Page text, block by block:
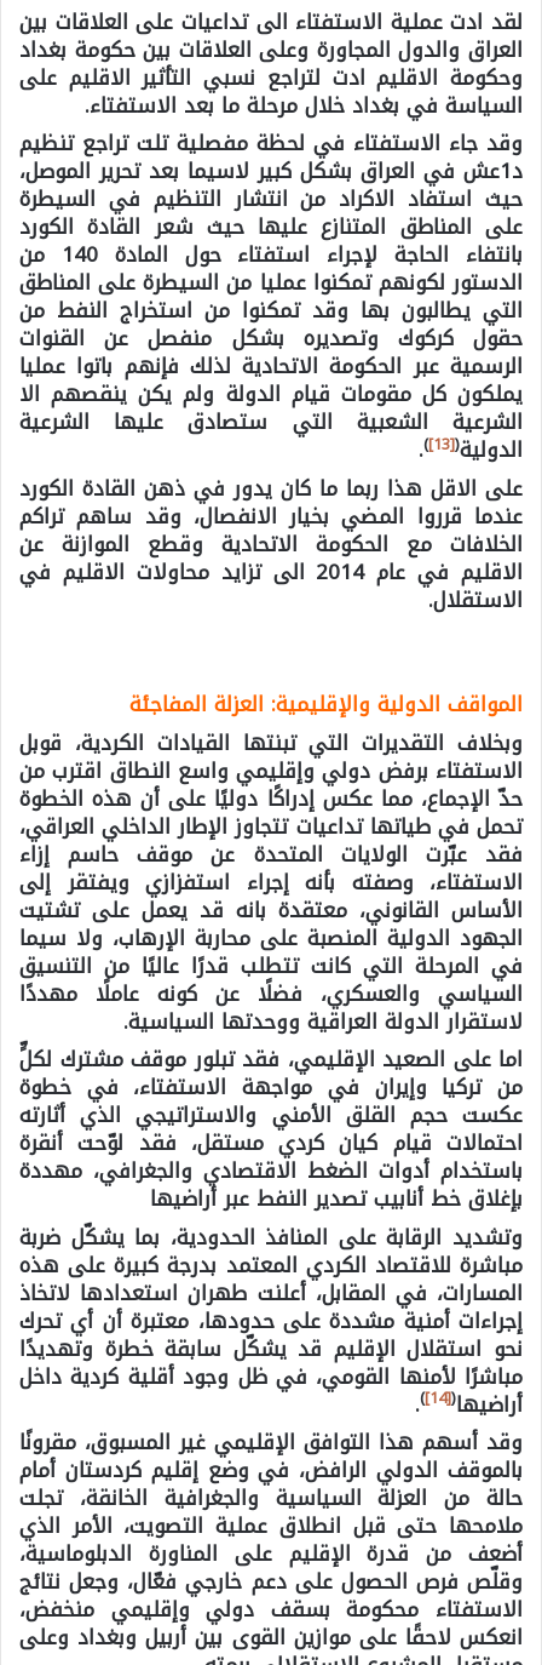
لقد ادت عملية الاستفتاء الى تداعيات على العلاقات بين
العراق والدول المجاورة وعلى العلاقات بين حكومة بغداد
وحكومة الاقليم ادت لتراجع نسبي التأثير الاقليم على
السياسة في بغداد خلال مرحلة ما بعد الاستفتاء.
وقد جاء الاستفتاء في لحظة مفصلية تلت تراجع تنظيم
د1عش في العراق بشكل كبير لاسيما بعد تحرير الموصل،
حيث استفاد الاكراد من انتشار التنظيم في السيطرة
على المناطق المتنازع عليها حيث شعر القادة الكورد
بانتفاء الحاجة لإجراء استفتاء حول المادة 140 من
الدستور لكونهم تمكنوا عمليا من السيطرة على المناطق
التي يطالبون بها وقد تمكنوا من استخراج النفط من
حقول كركوك وتصديره بشكل منفصل عن القنوات
الرسمية عبر الحكومة الاتحادية لذلك فإنهم باتوا عمليا
يملكون كل مقومات قيام الدولة ولم يكن ينقصهم الا
الشرعية الشعبية التي ستصادق عليها الشرعية
الدولية(
[13]
)
.
على الاقل هذا ربما ما كان يدور في ذهن القادة الكورد
عندما قرروا المضي بخيار الانفصال، وقد ساهم تراكم
الخلافات مع الحكومة الاتحادية وقطع الموازنة عن
الاقليم في عام 2014 الى تزايد محاولات الاقليم في
الاستقلال.
المواقف الدولية والإقليمية: العزلة المفاجئة
وبخلاف التقديرات التي تبنتها القيادات الكردية، قوبل
الاستفتاء برفض دولي وإقليمي واسع النطاق اقترب من
حدّ الإجماع، مما عكس إدراكًا دوليًا على أن هذه الخطوة
تحمل في طياتها تداعيات تتجاوز الإطار الداخلي العراقي،
فقد عبّرت الولايات المتحدة عن موقف حاسم إزاء
الاستفتاء، وصفته بأنه إجراء استفزازي ويفتقر إلى
الأساس القانوني، معتقدة بانه قد يعمل على تشتيت
الجهود الدولية المنصبة على محاربة الإرهاب، ولا سيما
في المرحلة التي كانت تتطلب قدرًا عاليًا من التنسيق
السياسي والعسكري، فضلًا عن كونه عاملًا مهددًا
لاستقرار الدولة العراقية ووحدتها السياسية.
اما على الصعيد الإقليمي، فقد تبلور موقف مشترك لكلٍّ
من تركيا وإيران في مواجهة الاستفتاء، في خطوة
عكست حجم القلق الأمني والاستراتيجي الذي أثارته
احتمالات قيام كيان كردي مستقل، فقد لوّحت أنقرة
باستخدام أدوات الضغط الاقتصادي والجغرافي، مهددة
بإغلاق خط أنابيب تصدير النفط عبر أراضيها
وتشديد الرقابة على المنافذ الحدودية، بما يشكّل ضربة
مباشرة للاقتصاد الكردي المعتمد بدرجة كبيرة على هذه
المسارات، في المقابل، أعلنت طهران استعدادها لاتخاذ
إجراءات أمنية مشددة على حدودها، معتبرة أن أي تحرك
نحو استقلال الإقليم قد يشكّل سابقة خطرة وتهديدًا
مباشرًا لأمنها القومي، في ظل وجود أقلية كردية داخل
أراضيها(
[14]
)
.
وقد أسهم هذا التوافق الإقليمي غير المسبوق، مقرونًا
بالموقف الدولي الرافض، في وضع إقليم كردستان أمام
حالة من العزلة السياسية والجغرافية الخانقة، تجلت
ملامحها حتى قبل انطلاق عملية التصويت، الأمر الذي
أضعف من قدرة الإقليم على المناورة الدبلوماسية،
وقلّص فرص الحصول على دعم خارجي فعّال، وجعل نتائج
الاستفتاء محكومة بسقف دولي وإقليمي منخفض،
انعكس لاحقًا على موازين القوى بين أربيل وبغداد وعلى